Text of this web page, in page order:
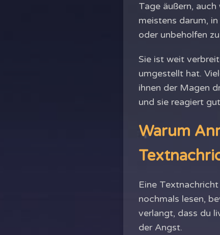
Tage äußern,
meistens darum,
oder unbeholfen
Sie ist weit
umgestellt hat.
ihnen der Magen
und sie reagiert
Warum
Eine
nochmals lesen,
verlangt, dass du
der Angst.